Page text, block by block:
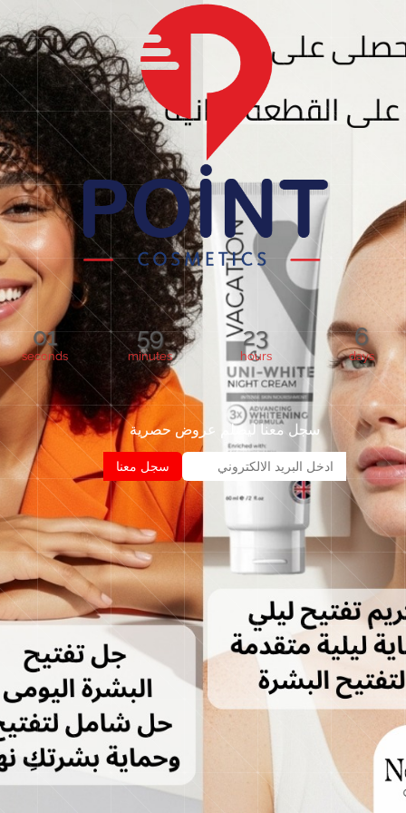
6
days
23
hours
59
minutes
01
seconds
سجل معنا ليصلم عروض حصرية